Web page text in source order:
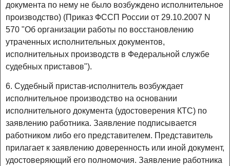
документа по нему не было возбуждено исполнительное
производство) (Приказ ФССП России от 29.10.2007 N
570 "Об организации работы по восстановлению
утраченных исполнительных документов,
исполнительных производств в Федеральной службе
судебных приставов").
6. Судебный пристав-исполнитель возбуждает
исполнительное производство на основании
исполнительного документа (удостоверения КТС) по
заявлению работника. Заявление подписывается
работником либо его представителем. Представитель
прилагает к заявлению доверенность или иной документ,
удостоверяющий его полномочия. Заявление работника